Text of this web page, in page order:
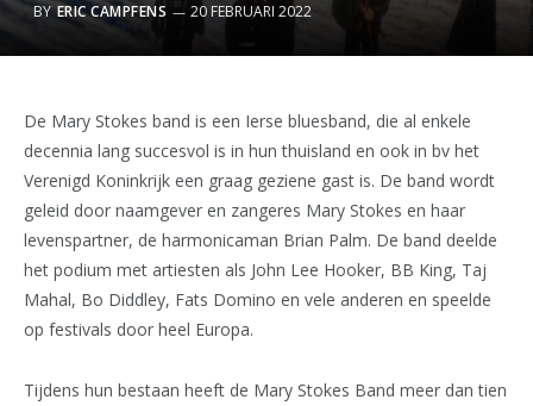
BY ERIC CAMPFENS 20 FEBRUARI 2022
De Mary Stokes band is een Ierse bluesband, die al enkele
decennia lang succesvol is in hun thuisland en ook in bv het
Verenigd Koninkrijk een graag geziene gast is. De band wordt
geleid door naamgever en zangeres Mary Stokes en haar
levenspartner, de harmonicaman Brian Palm. De band deelde
het podium met artiesten als John Lee Hooker, BB King, Taj
Mahal, Bo Diddley, Fats Domino en vele anderen en speelde
op festivals door heel Europa.
Tijdens hun bestaan heeft de Mary Stokes Band meer dan tien